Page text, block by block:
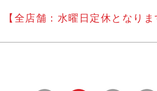
【全店舗：水曜日定休となり